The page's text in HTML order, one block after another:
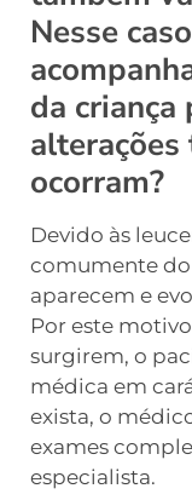
Nesse
da criança
alterações
ocorram?
Devido às
comumente do
aparecem e
Por este
surgirem, o
médica em
exista, o
exames
especialista.